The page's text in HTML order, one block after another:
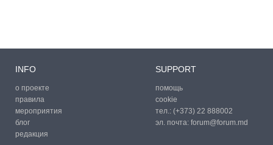
INFO
о проекте
правила
мероприятия
блог
редакция
SUPPORT
помощь
cookie
тел.: (+373) 22 888002
эл. почта: forum@forum.md